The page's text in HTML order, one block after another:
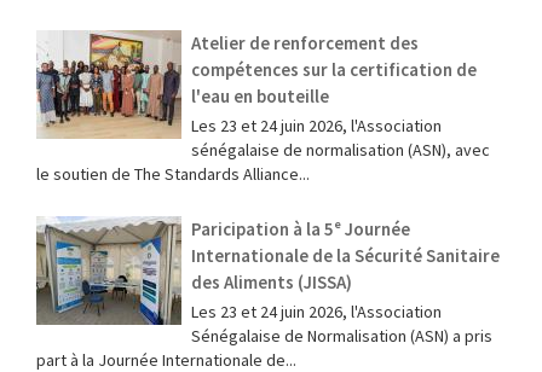
Atelier de renforcement des
compétences sur la certification de
l'eau en bouteille
Les 23 et 24 juin 2026, l'Association
sénégalaise de normalisation (ASN), avec
le soutien de The Standards Alliance...
Paricipation à la 5ᵉ Journée
Internationale de la Sécurité Sanitaire
des Aliments (JISSA)
‎Les 23 et 24 juin 2026, l'Association
Sénégalaise de Normalisation (ASN) a pris
part à la Journée Internationale de...